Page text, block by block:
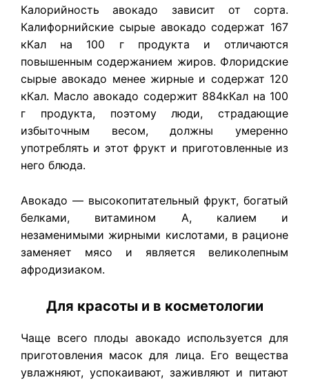
Калорийность авокадо зависит от сорта.
Калифорнийские сырые авокадо содержат 167
кКал на 100 г продукта и отличаются
повышенным содержанием жиров. Флоридские
сырые авокадо менее жирные и содержат 120
кКал. Масло авокадо содержит 884кКал на 100
г продукта, поэтому люди, страдающие
избыточным весом, должны умеренно
употреблять и этот фрукт и приготовленные из
него блюда.
Авокадо — высокопитательный фрукт, богатый
белками, витамином А, калием и
незаменимыми жирными кислотами, в рационе
заменяет мясо и является великолепным
афродизиаком.
Для красоты и в косметологии
Чаще всего плоды авокадо используется для
приготовления масок для лица. Его вещества
увлажняют, успокаивают, заживляют и питают